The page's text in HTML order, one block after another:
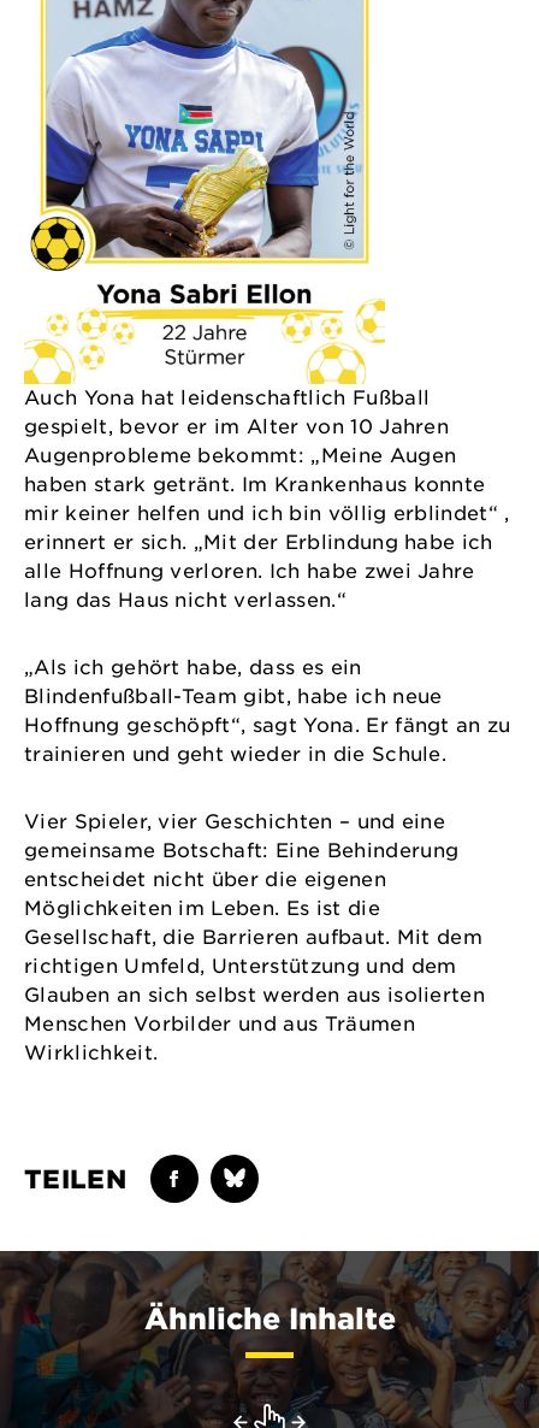
Auch Yona hat leidenschaftlich Fußball
gespielt, bevor er im Alter von 10 Jahren
Augenprobleme bekommt: „Meine Augen
haben stark getränt. Im Krankenhaus konnte
mir keiner helfen und ich bin völlig erblindet“ ,
erinnert er sich. „Mit der Erblindung habe ich
alle Hoffnung verloren. Ich habe zwei Jahre
lang das Haus nicht verlassen.“
„Als ich gehört habe, dass es ein
Blindenfußball-Team gibt, habe ich neue
Hoffnung geschöpft“, sagt Yona. Er fängt an zu
trainieren und geht wieder in die Schule.
Vier Spieler, vier Geschichten – und eine
gemeinsame Botschaft: Eine Behinderung
entscheidet nicht über die eigenen
Möglichkeiten im Leben. Es ist die
Gesellschaft, die Barrieren aufbaut. Mit dem
richtigen Umfeld, Unterstützung und dem
Glauben an sich selbst werden aus isolierten
Menschen Vorbilder und aus Träumen
Wirklichkeit.
TEILEN
Ähnliche Inhalte